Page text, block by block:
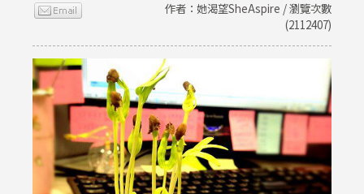
作者：她渴望SheAspire / 瀏覽次數
(2112407)